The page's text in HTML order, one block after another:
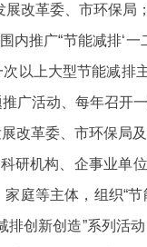
改革委、市环保局
推广“节能减排‘一
以上大型节能减
广活动、每年召开
改革委、市环保局
研机构、企事业单
庭等主体，组织“
创新创造”系列活